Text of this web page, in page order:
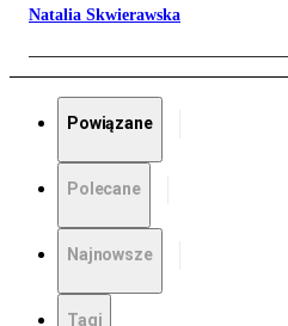
Natalia Skwierawska
Powiązane
Polecane
Najnowsze
Tagi